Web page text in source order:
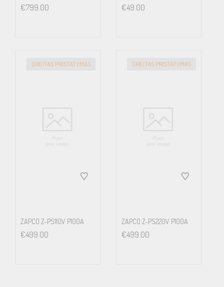
€799.00 €49.00
GREITAS PRISTATYMAS
ZAPCO Z-PS110V P100A
€499.00
GREITAS PRISTATYMAS
ZAPCO Z-PS220V P100A
€499.00